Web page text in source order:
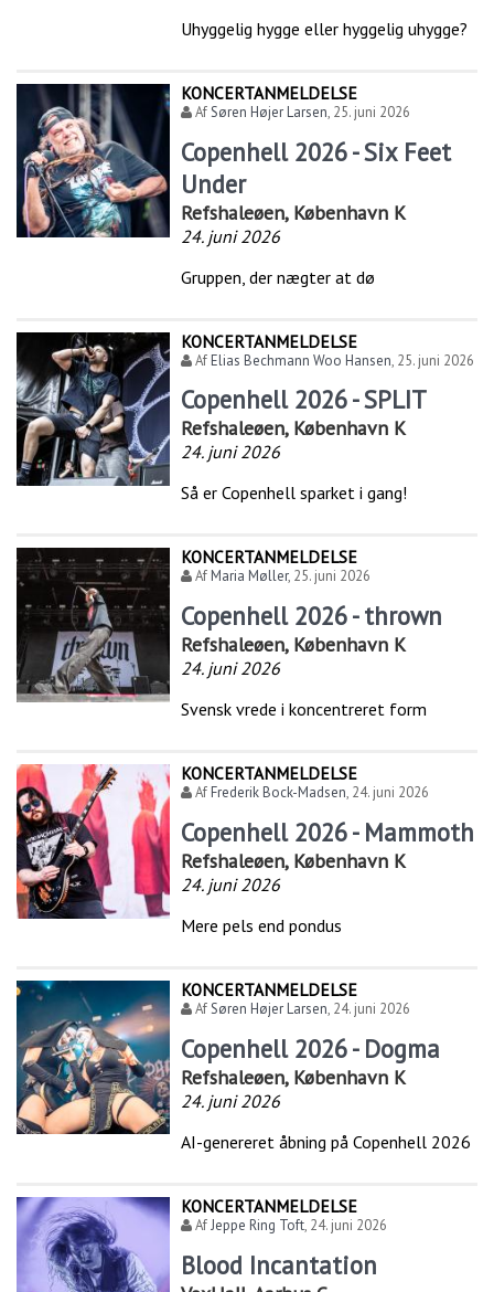
Uhyggelig hygge eller hyggelig uhygge?
KONCERTANMELDELSE
AfSøren Højer Larsen, 25. juni 2026
Copenhell 2026 - Six Feet
Under
Refshaleøen, København K
24. juni 2026
Gruppen, der nægter at dø
KONCERTANMELDELSE
AfElias Bechmann Woo Hansen, 25. juni 2026
Copenhell 2026 - SPLIT
Refshaleøen, København K
24. juni 2026
Så er Copenhell sparket i gang!
KONCERTANMELDELSE
AfMaria Møller, 25. juni 2026
Copenhell 2026 - thrown
Refshaleøen, København K
24. juni 2026
Svensk vrede i koncentreret form
KONCERTANMELDELSE
AfFrederik Bock-Madsen, 24. juni 2026
Copenhell 2026 - Mammoth
Refshaleøen, København K
24. juni 2026
Mere pels end pondus
KONCERTANMELDELSE
AfSøren Højer Larsen, 24. juni 2026
Copenhell 2026 - Dogma
Refshaleøen, København K
24. juni 2026
AI-genereret åbning på Copenhell 2026
KONCERTANMELDELSE
AfJeppe Ring Toft, 24. juni 2026
Blood Incantation